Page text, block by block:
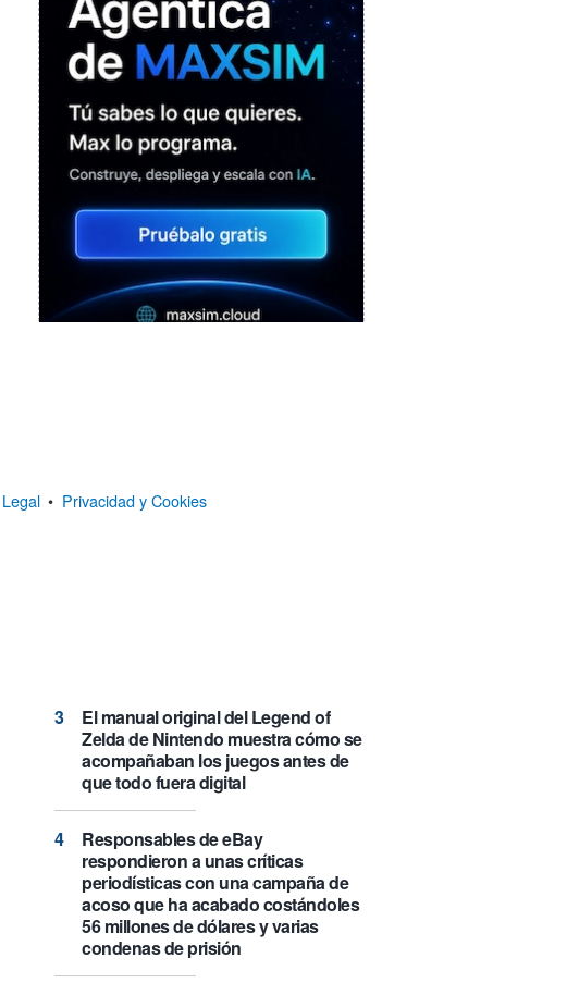
que revela todo lo que un sitio web
que se visita puede saber de ti y
El manual original del Legend of
Zelda de Nintendo muestra cómo se
acompañaban los juegos antes de
que todo fuera digital
Responsables de eBay
respondieron a unas críticas
periodísticas con una campaña de
acoso que ha acabado costándoles
56 millones de dólares y varias
condenas de prisión
Legal • Privacidad y Cookies